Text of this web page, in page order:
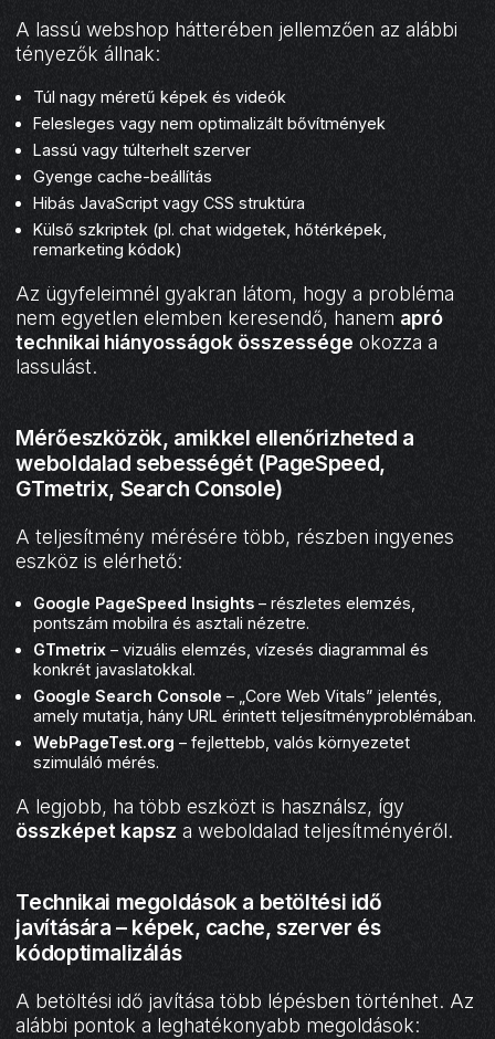
A lassú webshop hátterében jellemzően az alábbi
tényezők állnak:
Túl nagy méretű képek és videók
Felesleges vagy nem optimalizált bővítmények
Lassú vagy túlterhelt szerver
Gyenge cache-beállítás
Hibás JavaScript vagy CSS struktúra
Külső szkriptek (pl. chat widgetek, hőtérképek,
remarketing kódok)
Az ügyfeleimnél gyakran látom, hogy a probléma
nem egyetlen elemben keresendő, hanem apró
technikai hiányosságok összessége okozza a
lassulást.
Mérőeszközök, amikkel ellenőrizheted a
weboldalad sebességét (PageSpeed,
GTmetrix, Search Console)
A teljesítmény mérésére több, részben ingyenes
eszköz is elérhető:
Google PageSpeed Insights – részletes elemzés,
pontszám mobilra és asztali nézetre.
GTmetrix – vizuális elemzés, vízesés diagrammal és
konkrét javaslatokkal.
Google Search Console – „Core Web Vitals” jelentés,
amely mutatja, hány URL érintett teljesítményproblémában.
WebPageTest.org – fejlettebb, valós környezetet
szimuláló mérés.
A legjobb, ha több eszközt is használsz, így
összképet kapsz a weboldalad teljesítményéről.
Technikai megoldások a betöltési idő
javítására – képek, cache, szerver és
kódoptimalizálás
A betöltési idő javítása több lépésben történhet. Az
alábbi pontok a leghatékonyabb megoldások: